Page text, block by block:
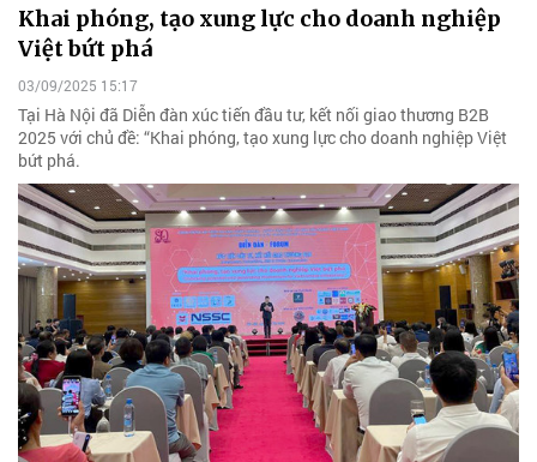
Khai phóng, tạo xung lực cho doanh nghiệp
Việt bứt phá
03/09/2025 15:17
Tại Hà Nội đã Diễn đàn xúc tiến đầu tư, kết nối giao thương B2B
2025 với chủ đề: “Khai phóng, tạo xung lực cho doanh nghiệp Việt
bứt phá.